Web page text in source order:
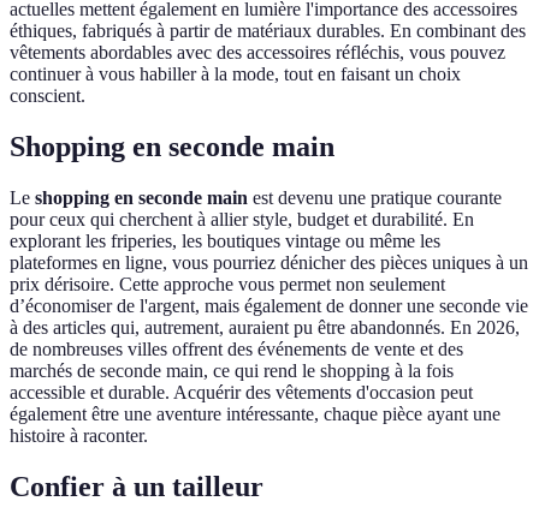
actuelles mettent également en lumière l'importance des accessoires
éthiques, fabriqués à partir de matériaux durables. En combinant des
vêtements abordables avec des accessoires réfléchis, vous pouvez
continuer à vous habiller à la mode, tout en faisant un choix
conscient.
Shopping en seconde main
Le shopping en seconde main est devenu une pratique courante
pour ceux qui cherchent à allier style, budget et durabilité. En
explorant les friperies, les boutiques vintage ou même les
plateformes en ligne, vous pourriez dénicher des pièces uniques à un
prix dérisoire. Cette approche vous permet non seulement
d’économiser de l'argent, mais également de donner une seconde vie
à des articles qui, autrement, auraient pu être abandonnés. En 2026,
de nombreuses villes offrent des événements de vente et des
marchés de seconde main, ce qui rend le shopping à la fois
accessible et durable. Acquérir des vêtements d'occasion peut
également être une aventure intéressante, chaque pièce ayant une
histoire à raconter.
Confier à un tailleur